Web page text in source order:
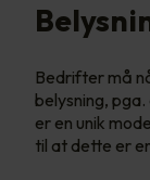
Bedrifter må
belysning,
er en unik
til at dette er